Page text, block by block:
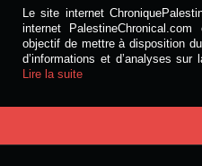
Le site internet
internet
objectif de mettre à disposition
d’informations et d’analyses
Lire la suite